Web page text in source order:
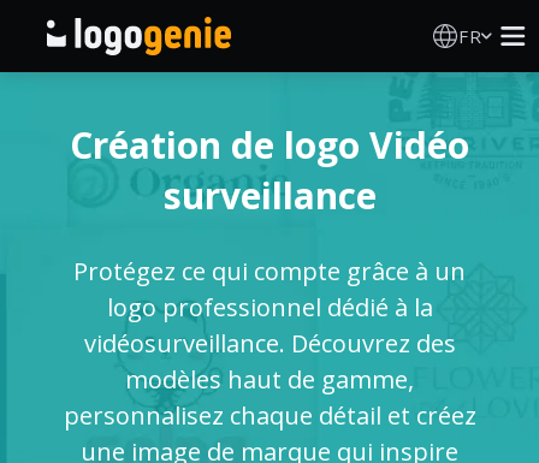
FR
Générateur de logo IA
Produits imprimés
Blog
Création de logo Vidéo
surveillance
Protégez ce qui compte grâce à un
logo professionnel dédié à la
vidéosurveillance. Découvrez des
modèles haut de gamme,
personnalisez chaque détail et créez
une image de marque qui inspire